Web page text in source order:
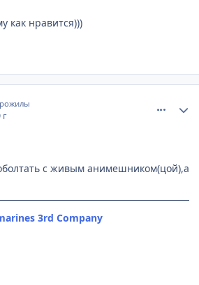
как нравится)))
г
с живым анимешником(цой),а
3rd Company